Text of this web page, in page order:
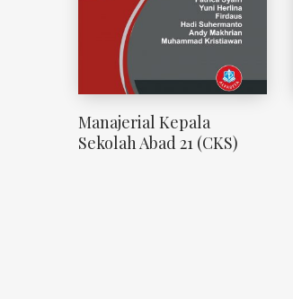
Manajerial Kepala
Sekolah Abad 21 (CKS)